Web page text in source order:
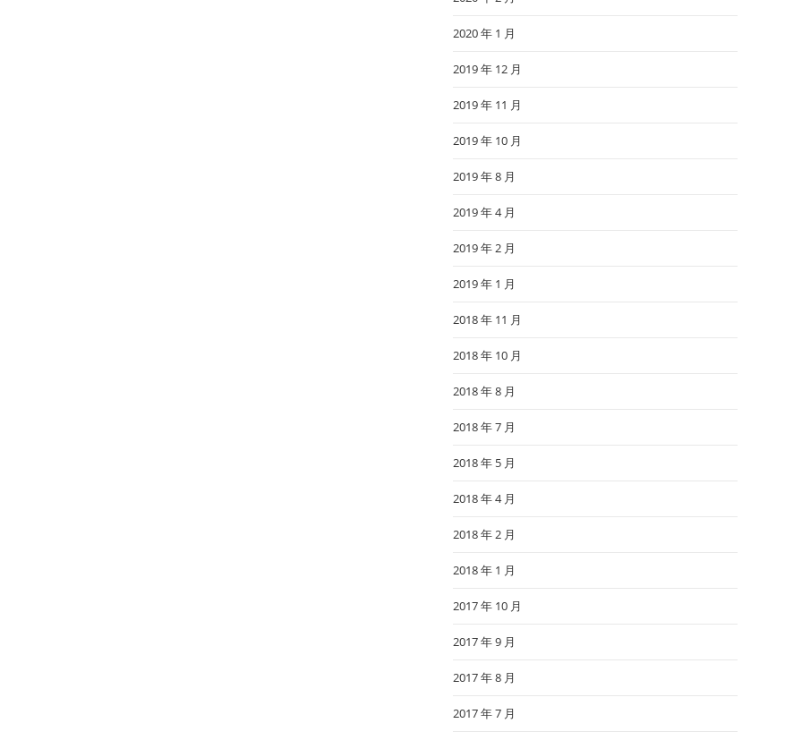
2020 年 1 月
2019 年 12 月
2019 年 11 月
2019 年 10 月
2019 年 8 月
2019 年 4 月
2019 年 2 月
2019 年 1 月
2018 年 11 月
2018 年 10 月
2018 年 8 月
2018 年 7 月
2018 年 5 月
2018 年 4 月
2018 年 2 月
2018 年 1 月
2017 年 10 月
2017 年 9 月
2017 年 8 月
2017 年 7 月